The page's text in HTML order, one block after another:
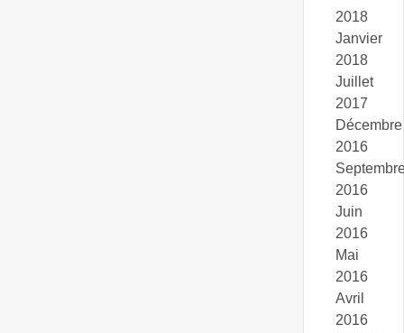
2018
Janvier
2018
Juillet
2017
Décembre
2016
2016
Juin
2016
Mai
2016
Avril
2016